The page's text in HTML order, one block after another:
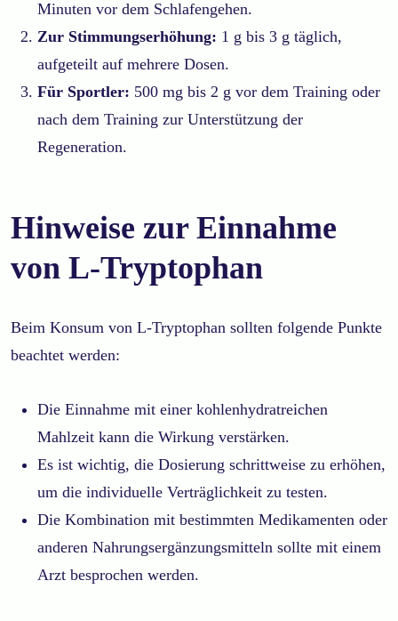
Minuten vor dem Schlafengehen.
Zur Stimmungserhöhung: 1 g bis 3 g täglich,
aufgeteilt auf mehrere Dosen.
Für Sportler: 500 mg bis 2 g vor dem Training oder
nach dem Training zur Unterstützung der
Regeneration.
Hinweise zur Einnahme
von L-Tryptophan
Beim Konsum von L-Tryptophan sollten folgende Punkte
beachtet werden:
Die Einnahme mit einer kohlenhydratreichen
Mahlzeit kann die Wirkung verstärken.
Es ist wichtig, die Dosierung schrittweise zu erhöhen,
um die individuelle Verträglichkeit zu testen.
Die Kombination mit bestimmten Medikamenten oder
anderen Nahrungsergänzungsmitteln sollte mit einem
Arzt besprochen werden.